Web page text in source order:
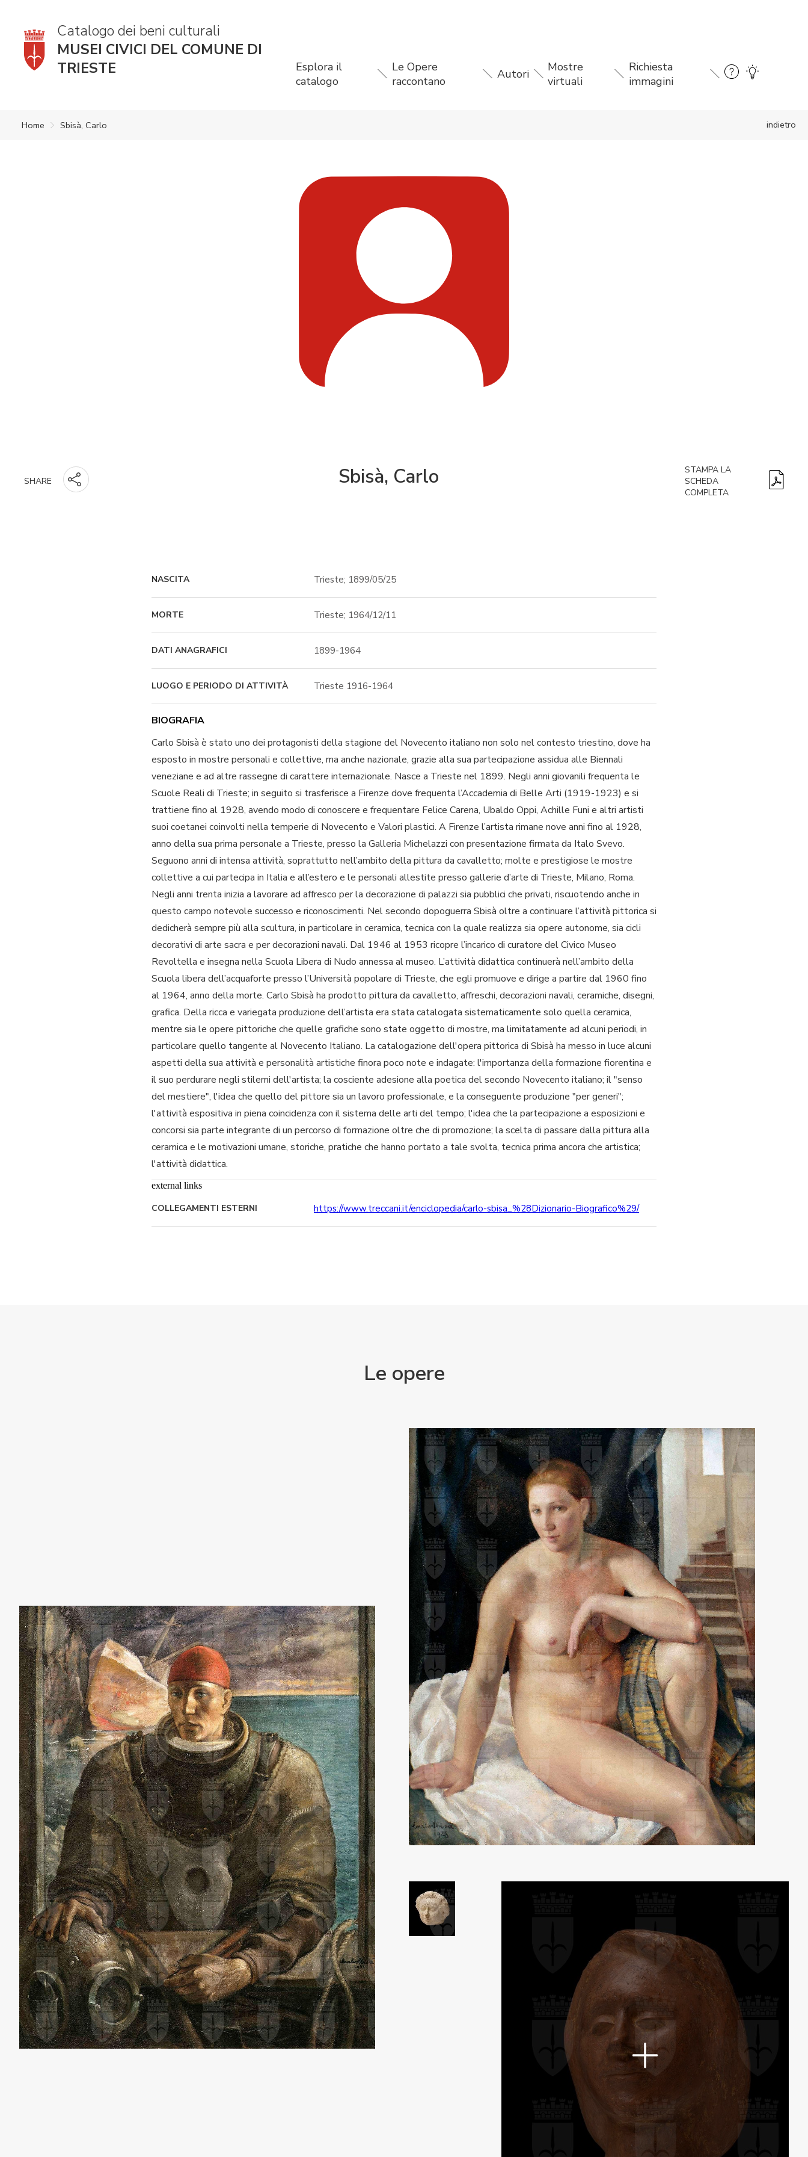
Catalogo dei beni culturali
MUSEI CIVICI DEL COMUNE DI
TRIESTE
Esplora il
catalogo
Le Opere
raccontano
Autori
Mostre
virtuali
Richiesta
immagini
indietro
Home Sbisà, Carlo
SHARE Sbisà, Carlo
STAMPA LA
SCHEDA
COMPLETA
NASCITA Trieste; 1899/05/25
MORTE Trieste; 1964/12/11
DATI ANAGRAFICI 1899-1964
LUOGO E PERIODO DI ATTIVITÀ Trieste 1916-1964
BIOGRAFIA
Carlo Sbisà è stato uno dei protagonisti della stagione del Novecento italiano non solo nel contesto triestino, dove ha
esposto in mostre personali e collettive, ma anche nazionale, grazie alla sua partecipazione assidua alle Biennali
veneziane e ad altre rassegne di carattere internazionale. Nasce a Trieste nel 1899. Negli anni giovanili frequenta le
Scuole Reali di Trieste; in seguito si trasferisce a Firenze dove frequenta l’Accademia di Belle Arti (1919-1923) e si
trattiene fino al 1928, avendo modo di conoscere e frequentare Felice Carena, Ubaldo Oppi, Achille Funi e altri artisti
suoi coetanei coinvolti nella temperie di Novecento e Valori plastici. A Firenze l’artista rimane nove anni fino al 1928,
anno della sua prima personale a Trieste, presso la Galleria Michelazzi con presentazione firmata da Italo Svevo.
Seguono anni di intensa attività, soprattutto nell’ambito della pittura da cavalletto; molte e prestigiose le mostre
collettive a cui partecipa in Italia e all’estero e le personali allestite presso gallerie d’arte di Trieste, Milano, Roma.
Negli anni trenta inizia a lavorare ad affresco per la decorazione di palazzi sia pubblici che privati, riscuotendo anche in
questo campo notevole successo e riconoscimenti. Nel secondo dopoguerra Sbisà oltre a continuare l’attività pittorica si
dedicherà sempre più alla scultura, in particolare in ceramica, tecnica con la quale realizza sia opere autonome, sia cicli
decorativi di arte sacra e per decorazioni navali. Dal 1946 al 1953 ricopre l’incarico di curatore del Civico Museo
Revoltella e insegna nella Scuola Libera di Nudo annessa al museo. L’attività didattica continuerà nell’ambito della
Scuola libera dell’acquaforte presso l’Università popolare di Trieste, che egli promuove e dirige a partire dal 1960 fino
al 1964, anno della morte. Carlo Sbisà ha prodotto pittura da cavalletto, affreschi, decorazioni navali, ceramiche, disegni,
grafica. Della ricca e variegata produzione dell’artista era stata catalogata sistematicamente solo quella ceramica,
mentre sia le opere pittoriche che quelle grafiche sono state oggetto di mostre, ma limitatamente ad alcuni periodi, in
particolare quello tangente al Novecento Italiano. La catalogazione dell'opera pittorica di Sbisà ha messo in luce alcuni
aspetti della sua attività e personalità artistiche finora poco note e indagate: l'importanza della formazione fiorentina e
il suo perdurare negli stilemi dell'artista; la cosciente adesione alla poetica del secondo Novecento italiano; il "senso
del mestiere", l'idea che quello del pittore sia un lavoro professionale, e la conseguente produzione "per generi";
l'attività espositiva in piena coincidenza con il sistema delle arti del tempo; l'idea che la partecipazione a esposizioni e
concorsi sia parte integrante di un percorso di formazione oltre che di promozione; la scelta di passare dalla pittura alla
ceramica e le motivazioni umane, storiche, pratiche che hanno portato a tale svolta, tecnica prima ancora che artistica;
l'attività didattica.
external links
COLLEGAMENTI ESTERNI https://www.treccani.it/enciclopedia/carlo-sbisa_%28Dizionario-Biografico%29/
Le opere